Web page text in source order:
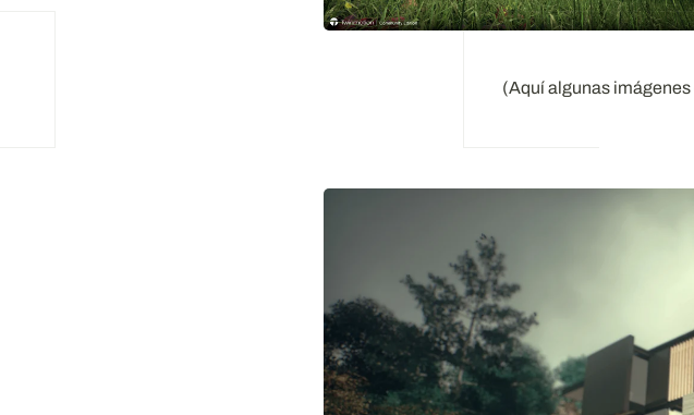
(Aquí algunas